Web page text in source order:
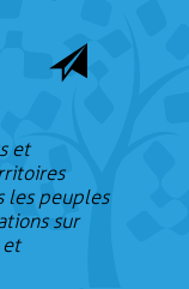
et
les peuples
sur
et